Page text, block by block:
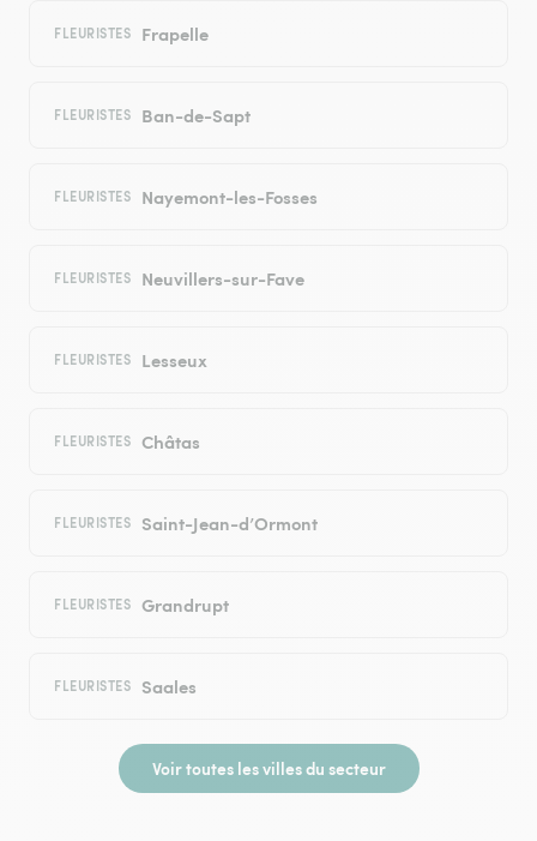
FLEURISTES Frapelle
FLEURISTES Ban-de-Sapt
FLEURISTES Nayemont-les-Fosses
FLEURISTES Neuvillers-sur-Fave
FLEURISTES Lesseux
FLEURISTES Châtas
FLEURISTES Saint-Jean-d’Ormont
FLEURISTES Grandrupt
FLEURISTES Saales
Voir toutes les villes du secteur